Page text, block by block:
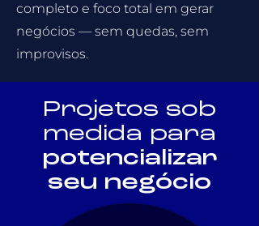
completo e foco total em gerar
negócios — sem quedas, sem
improvisos.
Projetos sob
medida para
potencializar
seu negócio